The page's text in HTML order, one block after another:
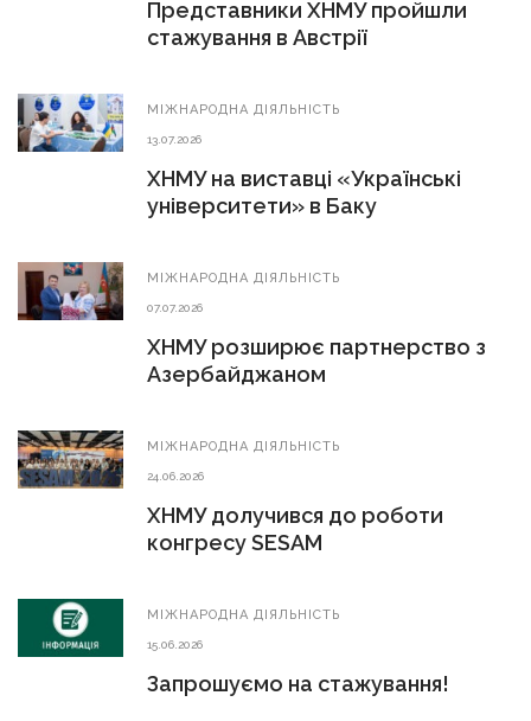
Представники ХНМУ пройшли
стажування в Австрії
МIЖНАРОДНА ДIЯЛЬНIСТЬ
13.07.2026
ХНМУ на виставці «Українські
університети» в Баку
МIЖНАРОДНА ДIЯЛЬНIСТЬ
07.07.2026
ХНМУ розширює партнерство з
Азербайджаном
МIЖНАРОДНА ДIЯЛЬНIСТЬ
24.06.2026
ХНМУ долучився до роботи
конгресу SESAM
МIЖНАРОДНА ДIЯЛЬНIСТЬ
15.06.2026
Запрошуємо на стажування!